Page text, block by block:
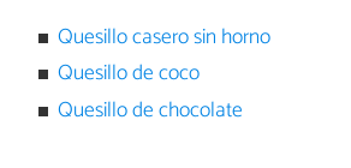
Quesillo casero sin horno
Quesillo de coco
Quesillo de chocolate